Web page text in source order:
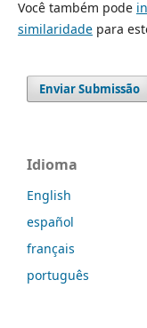
Você também pode
similaridadepara
Enviar Submissão
Idioma
English
español
français
português